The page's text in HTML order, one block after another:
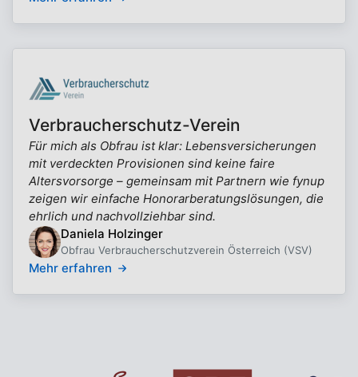
Verbraucherschutz-Verein
Für mich als Obfrau ist klar: Lebensversicherungen
mit verdeckten Provisionen sind keine faire
Altersvorsorge – gemeinsam mit Partnern wie fynup
zeigen wir einfache Honorarberatungslösungen, die
ehrlich und nachvollziehbar sind.
Daniela Holzinger
Obfrau Verbraucherschutzverein Österreich (VSV)
Mehr erfahren